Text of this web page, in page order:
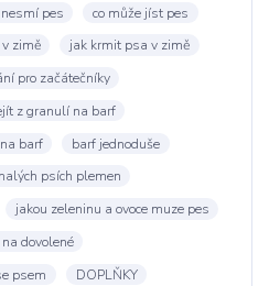
nesmí pes
co může jíst pes
zimě
jak krmit psa v zimě
pro začátečníky
z granulí na barf
barf
barf jednoduše
psích plemen
jakou zeleninu a ovoce muze pes
dovolené
psem
DOPLŇKY